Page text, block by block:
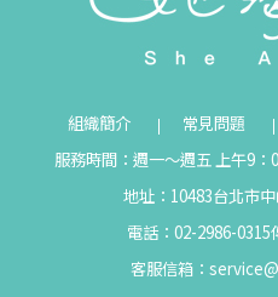
組織簡介 常見問題
服務時間：週一～週五 上午9
地址：10483台北市
電話：02-2986-0315
客服信箱：